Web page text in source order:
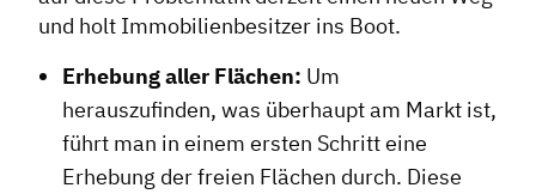
und holt Immobilienbesitzer ins Boot.
Erhebung aller Flächen: Um
herauszufinden, was überhaupt am Markt ist,
führt man in einem ersten Schritt eine
Erhebung der freien Flächen durch. Diese